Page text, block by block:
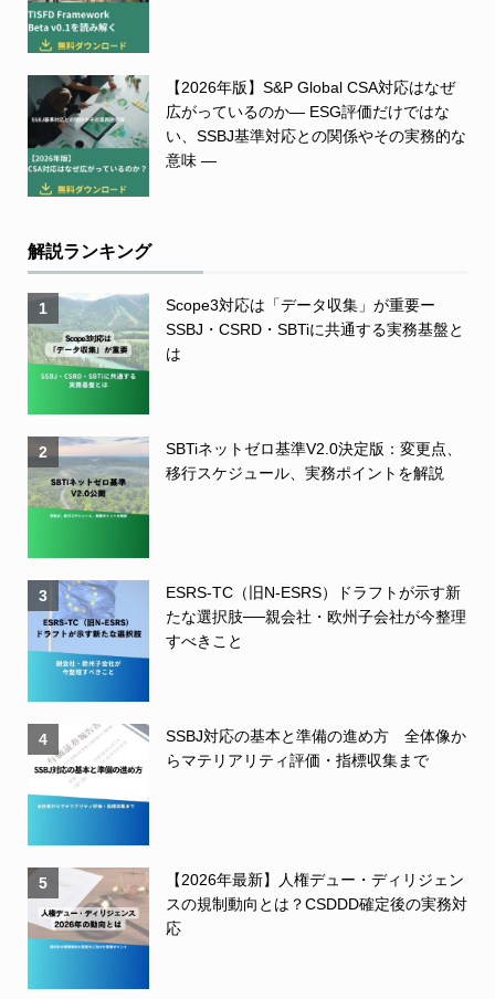
【2026年版】S&P Global CSA対応はなぜ
広がっているのか― ESG評価だけではな
い、SSBJ基準対応との関係やその実務的な
意味 ―
解説ランキング
1
Scope3対応は「データ収集」が重要ー
SSBJ・CSRD・SBTiに共通する実務基盤と
は
2
SBTiネットゼロ基準V2.0決定版：変更点、
移行スケジュール、実務ポイントを解説
3
ESRS-TC（旧N-ESRS）ドラフトが示す新
たな選択肢──親会社・欧州子会社が今整理
すべきこと
4
SSBJ対応の基本と準備の進め方 全体像か
らマテリアリティ評価・指標収集まで
5
【2026年最新】人権デュー・ディリジェン
スの規制動向とは？CSDDD確定後の実務対
応